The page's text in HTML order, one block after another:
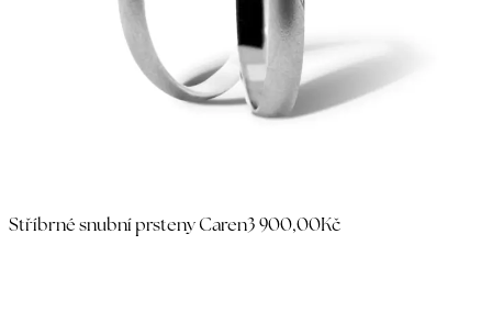
Stříbrné snubní prsteny Caren3 900,00Kč